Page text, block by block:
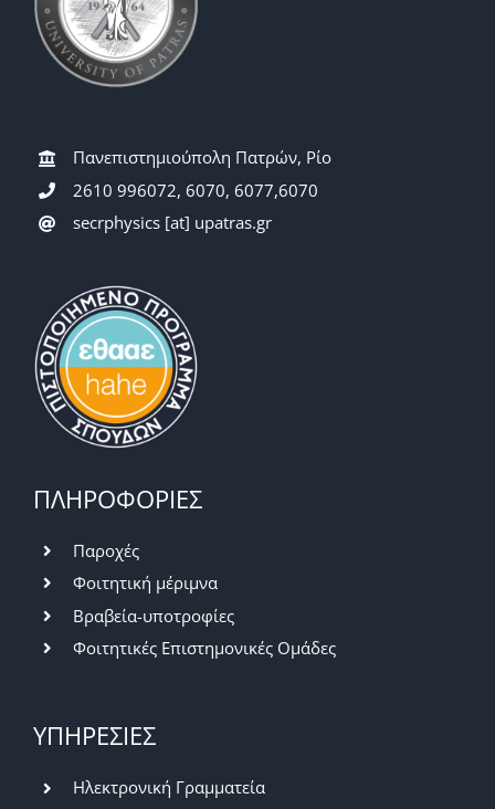
Πανεπιστημιούπολη Πατρών, Ρίο
2610 996072, 6070, 6077,6070
secrphysics [at] upatras.gr
ΠΛΗΡΟΦΟΡΙΕΣ
Παροχές
Φοιτητική μέριμνα
Βραβεία-υποτροφίες
Φοιτητικές Επιστημονικές Ομάδες
ΥΠΗΡΕΣΙΕΣ
Ηλεκτρονική Γραμματεία